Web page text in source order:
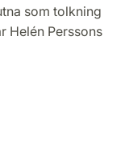
som tolkning
Helén Perssons